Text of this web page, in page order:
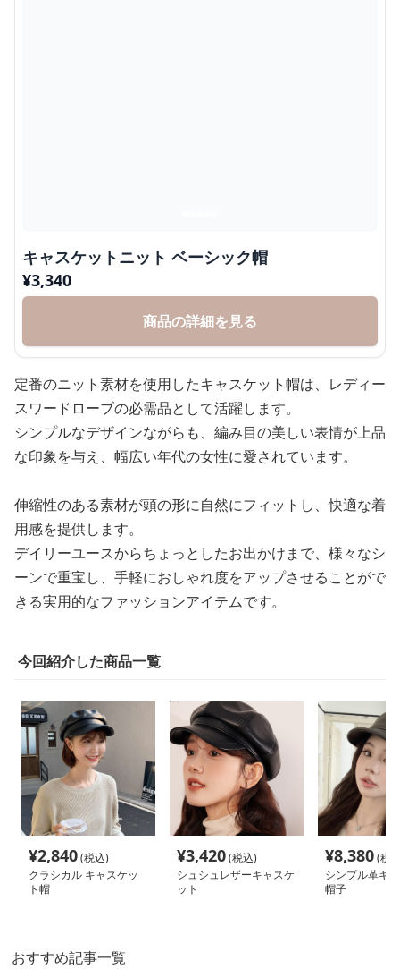
キャスケットニット ベーシック帽
¥3,340
商品の詳細を見る
定番のニット素材を使用したキャスケット帽は、レディー
スワードローブの必需品として活躍します。
シンプルなデザインながらも、編み目の美しい表情が上品
な印象を与え、幅広い年代の女性に愛されています。
伸縮性のある素材が頭の形に自然にフィットし、快適な着
用感を提供します。
デイリーユースからちょっとしたお出かけまで、様々なシ
ーンで重宝し、手軽におしゃれ度をアップさせることがで
きる実用的なファッションアイテムです。
今回紹介した商品一覧
¥2,840(税込)
クラシカル キャスケッ
ト帽
¥3,420(税込)
シュシュレザーキャスケ
ット
¥8,380(税
シンプル革キ
帽子
おすすめ記事一覧